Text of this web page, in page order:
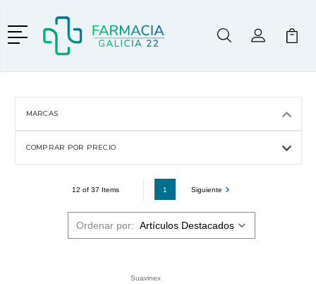
Menú
BuscarMi Cuenta
Mi
MARCAS
COMPRAR POR PRECIO
12 of 37 Items 1 Siguiente
Ordenar por:
Suavinex